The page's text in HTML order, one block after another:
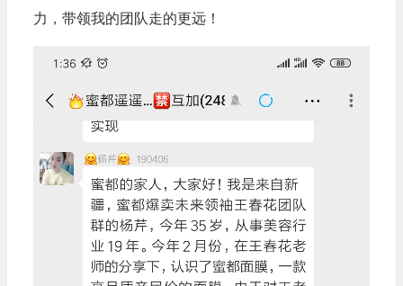
力，带领我的团队走的更远！